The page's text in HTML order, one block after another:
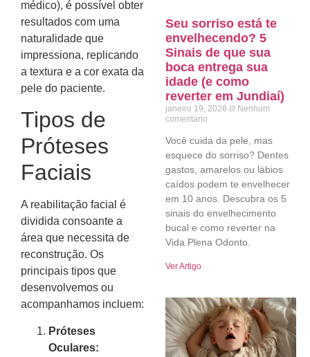
médico), é possível obter
resultados com uma
naturalidade que
impressiona, replicando
a textura e a cor exata da
pele do paciente.
Tipos de
Próteses
Faciais
A reabilitação facial é
dividida consoante a
área que necessita de
reconstrução. Os
principais tipos que
desenvolvemos ou
acompanhamos incluem:
Próteses
Oculares:
Seu sorriso está te
envelhecendo? 5
Sinais de que sua
boca entrega sua
idade (e como
reverter em Jundiaí)
janeiro 19, 2026
Nenhum
comentário
Você cuida da pele, mas
esquece do sorriso? Dentes
gastos, amarelos ou lábios
caídos podem te envelhecer
em 10 anos. Descubra os 5
sinais do envelhecimento
bucal e como reverter na
Vida Plena Odonto.
Ver Artigo